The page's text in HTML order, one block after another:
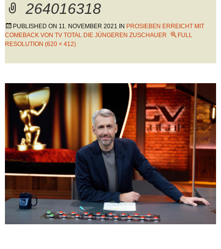
264016318
PUBLISHED ON 11. NOVEMBER 2021 IN PROSIEBEN ERREICHT MIT
COMEBACK VON TV TOTAL DIE JÜNGEREN ZUSCHAUER
FULL
RESOLUTION (620 × 412)